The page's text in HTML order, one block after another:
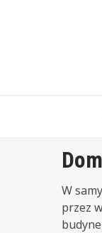
W
przez